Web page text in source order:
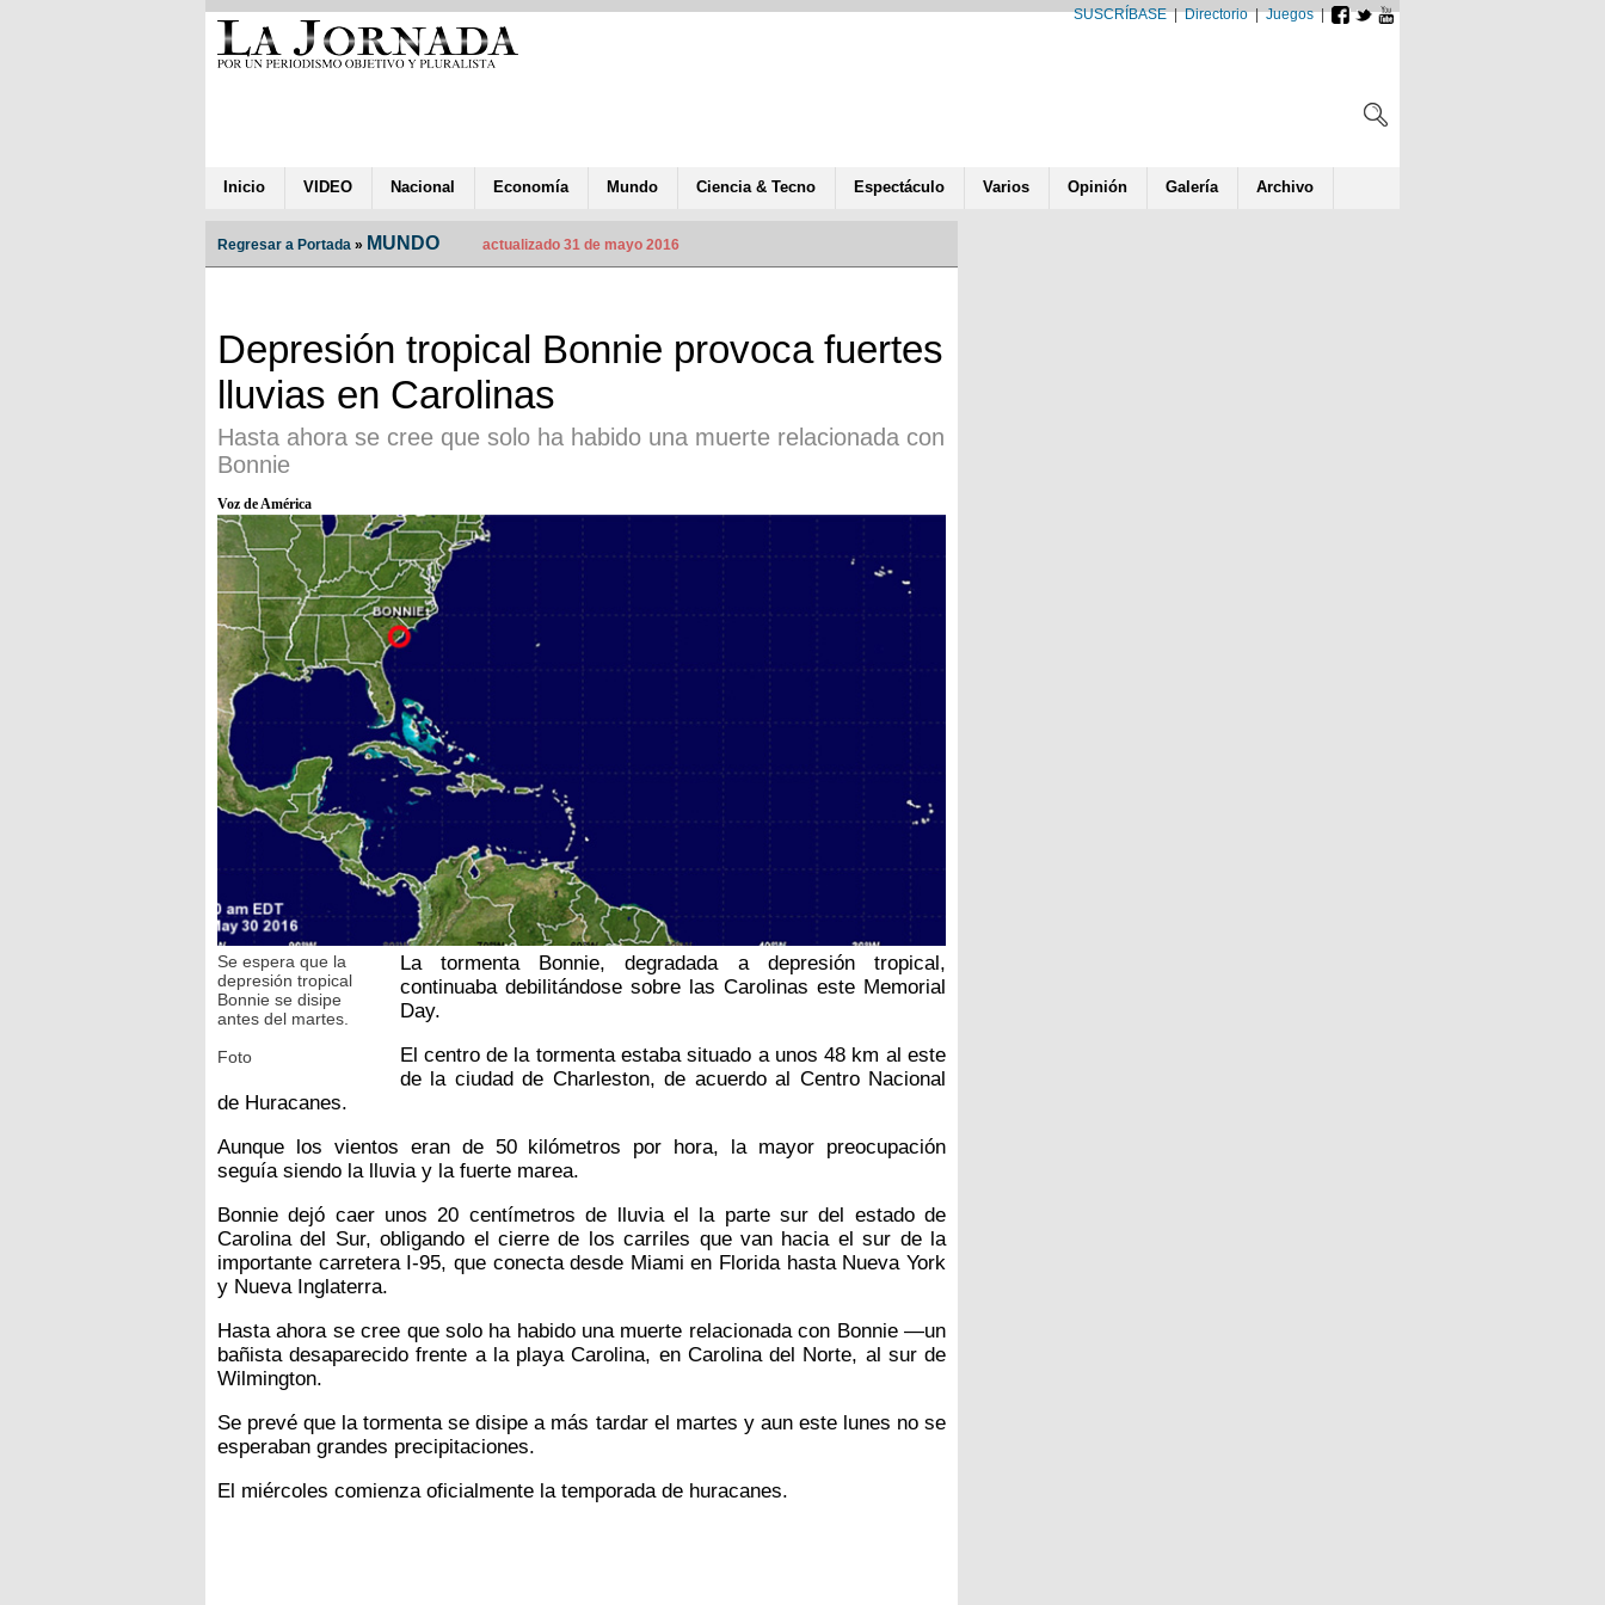
SUSCRÍBASE|Directorio|Juegos|
Inicio VIDEO Nacional Economía Mundo Ciencia & Tecno Espectáculo Varios Opinión Galería Archivo
Regresar a Portada » MUNDO actualizado 31 de mayo 2016
Depresión tropical Bonnie provoca fuertes
lluvias en Carolinas
Hasta ahora se cree que solo ha habido una muerte relacionada con
Bonnie
Voz de América
Se espera que la
depresión tropical
Bonnie se disipe
antes del martes.
Foto
La tormenta Bonnie, degradada a depresión tropical,
continuaba debilitándose sobre las Carolinas este Memorial
Day.
El centro de la tormenta estaba situado a unos 48 km al este
de la ciudad de Charleston, de acuerdo al Centro Nacional
de Huracanes.
Aunque los vientos eran de 50 kilómetros por hora, la mayor preocupación
seguía siendo la lluvia y la fuerte marea.
Bonnie dejó caer unos 20 centímetros de lluvia el la parte sur del estado de
Carolina del Sur, obligando el cierre de los carriles que van hacia el sur de la
importante carretera I-95, que conecta desde Miami en Florida hasta Nueva York
y Nueva Inglaterra.
Hasta ahora se cree que solo ha habido una muerte relacionada con Bonnie —un
bañista desaparecido frente a la playa Carolina, en Carolina del Norte, al sur de
Wilmington.
Se prevé que la tormenta se disipe a más tardar el martes y aun este lunes no se
esperaban grandes precipitaciones.
El miércoles comienza oficialmente la temporada de huracanes.